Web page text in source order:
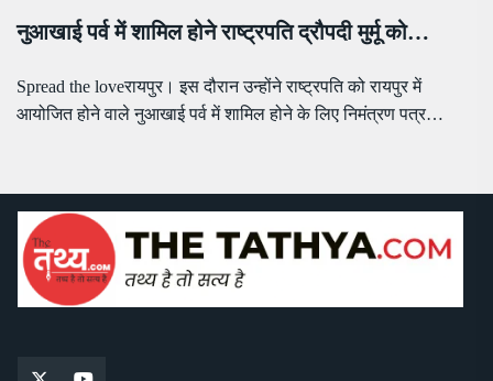
नुआखाई पर्व में शामिल होने राष्ट्रपति द्रौपदी मुर्मू को…
Spread the loveरायपुर। इस दौरान उन्होंने राष्ट्रपति को रायपुर में
आयोजित होने वाले नुआखाई पर्व में शामिल होने के लिए निमंत्रण पत्र…